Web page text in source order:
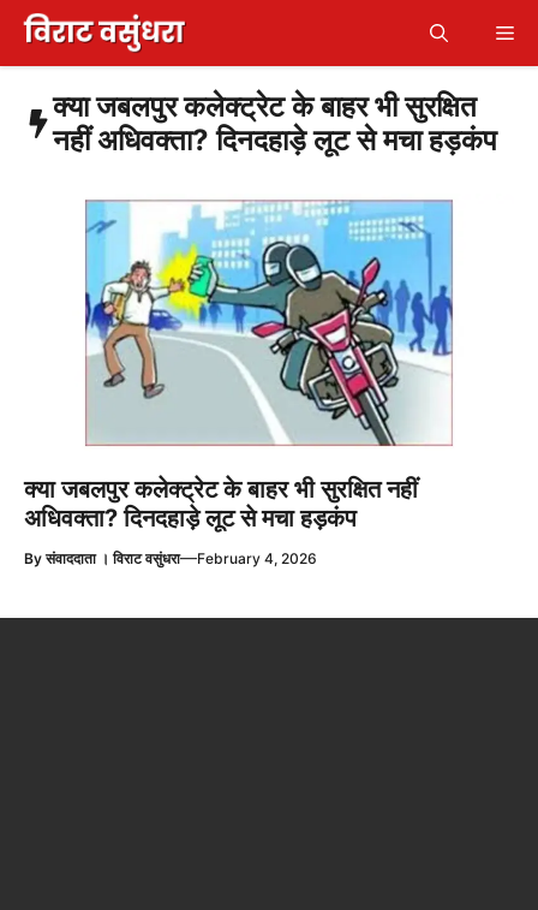
Skip
content
क्या जबलपुर कलेक्ट्रेट के बाहर भी सुरक्षित
नहीं अधिवक्ता? दिनदहाड़े लूट से मचा हड़कंप
क्या जबलपुर कलेक्ट्रेट के बाहर भी सुरक्षित नहीं
अधिवक्ता? दिनदहाड़े लूट से मचा हड़कंप
Byसंवाददाता । विराट वसुंधरा—February 4, 2026